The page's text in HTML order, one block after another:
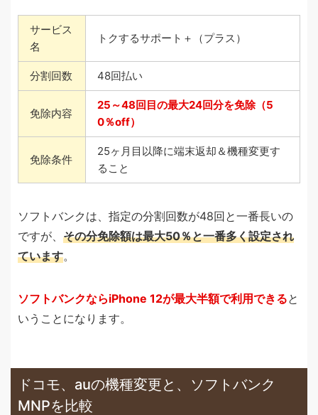
サービス
名
トクするサポート＋（プラス）
分割回数 48回払い
免除内容
25～48回目の最大24回分を免除（5
0％off）
免除条件
25ヶ月目以降に端末返却＆機種変更す
ること
ソフトバンクは、指定の分割回数が48回と一番長いの
ですが、 その分免除額は最大50％と一番多く設定され
ています。
ソフトバンクならiPhone 12が最大半額で利用できると
いうことになります。
ドコモ、auの機種変更と、ソフトバンク
MNPを比較